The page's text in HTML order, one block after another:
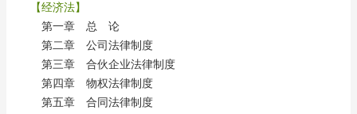
【经济法】
第一章 总 论
第二章 公司法律制度
第三章 合伙企业法律制度
第四章 物权法律制度
第五章 合同法律制度